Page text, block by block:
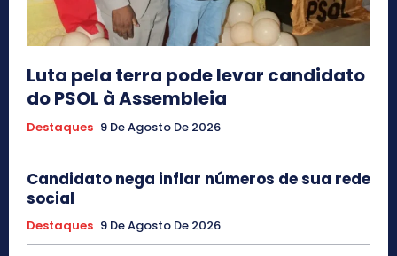
Luta pela terra pode levar candidato
do PSOL à Assembleia
Destaques 9 De Agosto De 2026
Candidato nega inflar números de sua rede
social
Destaques 9 De Agosto De 2026